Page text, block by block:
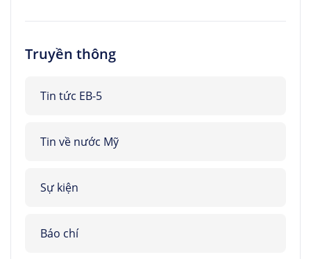
Truyền thông
Tin tức EB-5
Tin về nước Mỹ
Sự kiện
Báo chí